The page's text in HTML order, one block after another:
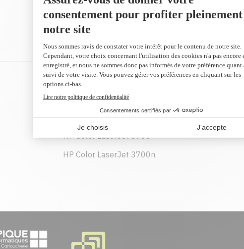
AJOUTER AU PANIER
HP Color LaserJet 3500n
HP Color LaserJet 3700
HP Color LaserJet 3700n